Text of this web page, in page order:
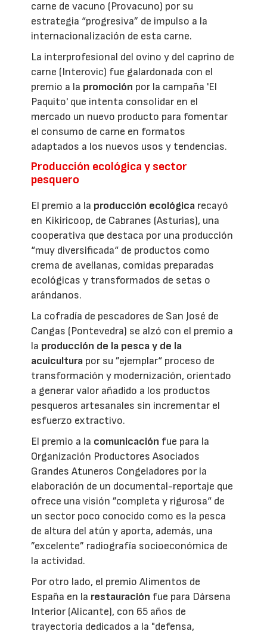
carne de vacuno (Provacuno) por su
estrategia “progresiva” de impulso a la
internacionalización de esta carne.
La interprofesional del ovino y del caprino de
carne (Interovic) fue galardonada con el
premio a la promoción por la campaña 'El
Paquito' que intenta consolidar en el
mercado un nuevo producto para fomentar
el consumo de carne en formatos
adaptados a los nuevos usos y tendencias.
Producción ecológica y sector
pesquero
El premio a la producción ecológica recayó
en Kikiricoop, de Cabranes (Asturias), una
cooperativa que destaca por una producción
“muy diversificada“ de productos como
crema de avellanas, comidas preparadas
ecológicas y transformados de setas o
arándanos.
La cofradía de pescadores de San José de
Cangas (Pontevedra) se alzó con el premio a
la producción de la pesca y de la
acuicultura por su ”ejemplar“ proceso de
transformación y modernización, orientado
a generar valor añadido a los productos
pesqueros artesanales sin incrementar el
esfuerzo extractivo.
El premio a la comunicación fue para la
Organización Productores Asociados
Grandes Atuneros Congeladores por la
elaboración de un documental-reportaje que
ofrece una visión ”completa y rigurosa“ de
un sector poco conocido como es la pesca
de altura del atún y aporta, además, una
”excelente” radiografía socioeconómica de
la actividad.
Por otro lado, el premio Alimentos de
España en la restauración fue para Dársena
Interior (Alicante), con 65 años de
trayectoria dedicados a la "defensa,